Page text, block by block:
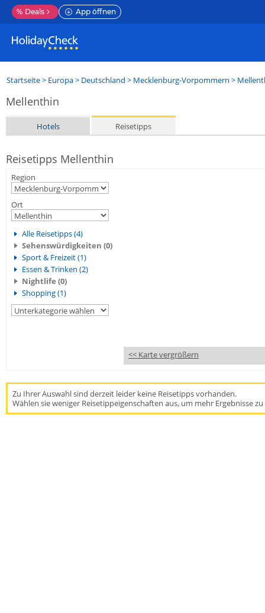
% Deals App öffnen
Startseite> Europa> Deutschland > Mecklenburg-Vorpommern >
Mellenthin
Hotels Reisetipps
Reisetipps Mellenthin
Region
Ort
Alle Reisetipps (4)
Sehenswürdigkeiten (0)
Sport & Freizeit (1)
Essen & Trinken (2)
Nightlife (0)
Shopping (1)
<< Karte vergrößern
Zu Ihrer Auswahl sind derzeit leider keine Reisetipps vorhanden.
Wählen sie weniger Reisetippeigenschaften aus, um mehr Ergebnisse